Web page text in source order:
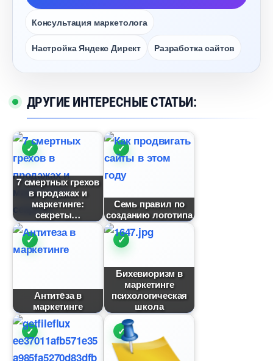
Консультация маркетолога
Настройка Яндекс Директ Разработка сайто
ДРУГИЕ ИНТЕРЕСНЫЕ СТАТЬИ:
7 смертных грехо
продажах и
маркетинге:
секреты
Семь правил по
созданию логотипа
Антитeза
маркетинге
Бихевиоризм
маркетинге
психологическая
школа